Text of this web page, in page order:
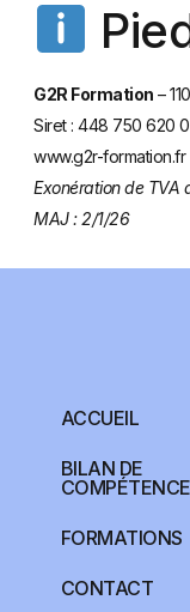
G2R Formation –
Siret : 448 750 620
www.g2r-formation.fr
Exonération de TVA
MAJ : 2/1/26
ACCUEIL
BILAN DE
FORMATIONS
CONTACT